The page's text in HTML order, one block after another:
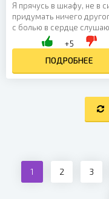
Я прячусь в шкафу, не в
придумать ничего
с болью в сердце
они меня обсуждают. - Не
готовит и не убирает!
учёба на уме! Ещё и не
беременеет! А ей уже
же она меня
Разжирела! А эти
думал, что привыкну, но
просто ужасно! Иметь её
+5
ПОДРОБНЕЕ
1 2 3